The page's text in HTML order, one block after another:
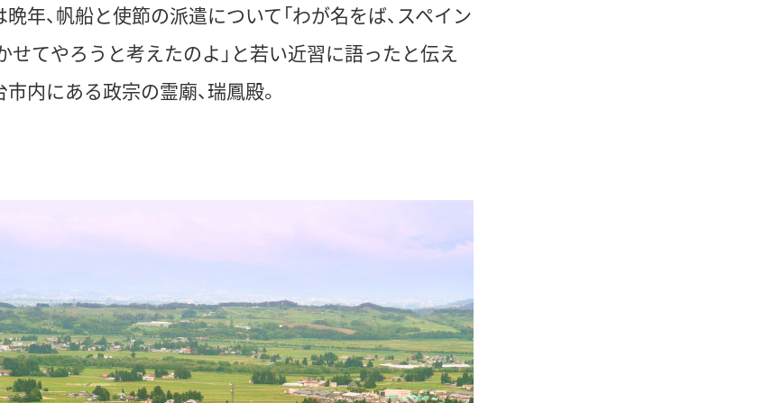
年、帆船と使節の派遣について「わが名をば、スペイン
せてやろうと考えたのよ」と若い近習に語ったと伝え
内にある政宗の霊廟、瑞鳳殿。